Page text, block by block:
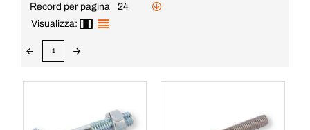
Record per pagina
24
Visualizza:
1